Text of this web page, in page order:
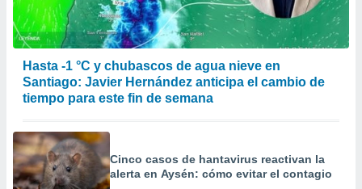
Hasta -1 °C y chubascos de agua nieve en
Santiago: Javier Hernández anticipa el cambio de
tiempo para este fin de semana
Cinco casos de hantavirus reactivan la
alerta en Aysén: cómo evitar el contagio